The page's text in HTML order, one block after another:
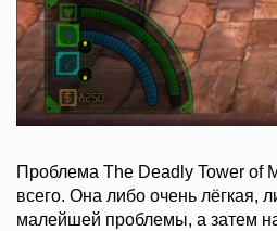
Проблема The Deadly Tower of
всего. Она либо очень лёгкая,
малейшей проблемы, а затем